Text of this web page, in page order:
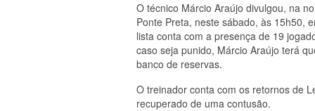
O técnico Márcio Araújo divulgou, na
Ponte Preta, neste sábado, às 15h50,
lista conta com a presença de 19
caso seja punido, Márcio Araújo terá
banco de reservas.
O treinador conta com os retornos de
recuperado de uma contusão.